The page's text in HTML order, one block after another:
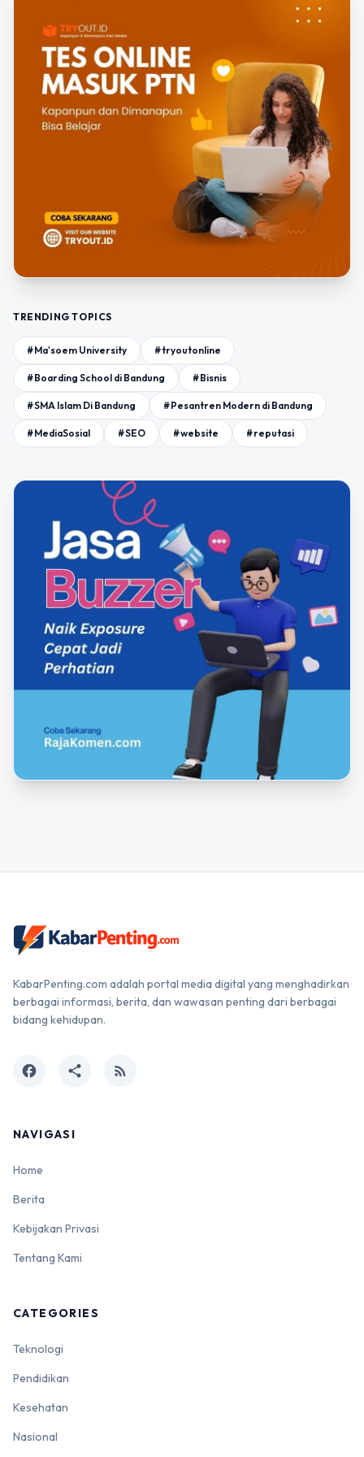
TRENDING TOPICS
#Ma'soem University #tryoutonline
#Boarding School di Bandung #Bisnis
#SMA Islam Di Bandung #Pesantren Modern di Bandung
#MediaSosial #SEO #website #reputasi
KabarPenting.com adalah portal media digital yang menghadirkan
berbagai informasi, berita, dan wawasan penting dari berbagai
bidang kehidupan.
facebook share rss_feed
NAVIGASI
Home
Berita
Kebijakan Privasi
Tentang Kami
CATEGORIES
Teknologi
Pendidikan
Kesehatan
Nasional